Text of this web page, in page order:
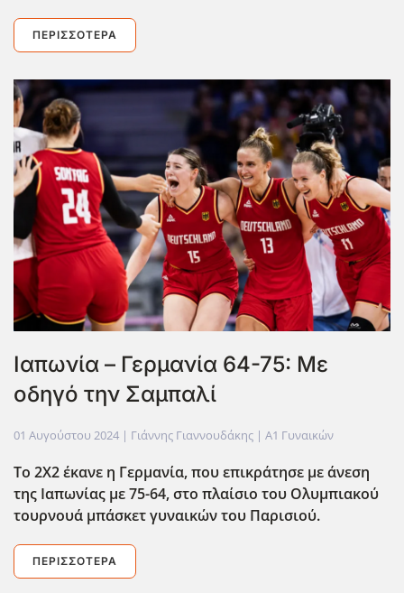
ΠΕΡΙΣΣΌΤΕΡΑ
Ιαπωνία – Γερμανία 64-75: Με
οδηγό την Σαμπαλί
01 Αυγούστου 2024 | Γιάννης Γιαννουδάκης | Α1 Γυναικών
Το 2Χ2 έκανε η Γερμανία, που επικράτησε με άνεση
της Ιαπωνίας με 75-64, στο πλαίσιο του Ολυμπιακού
τουρνουά μπάσκετ γυναικών του Παρισιού.
ΠΕΡΙΣΣΌΤΕΡΑ